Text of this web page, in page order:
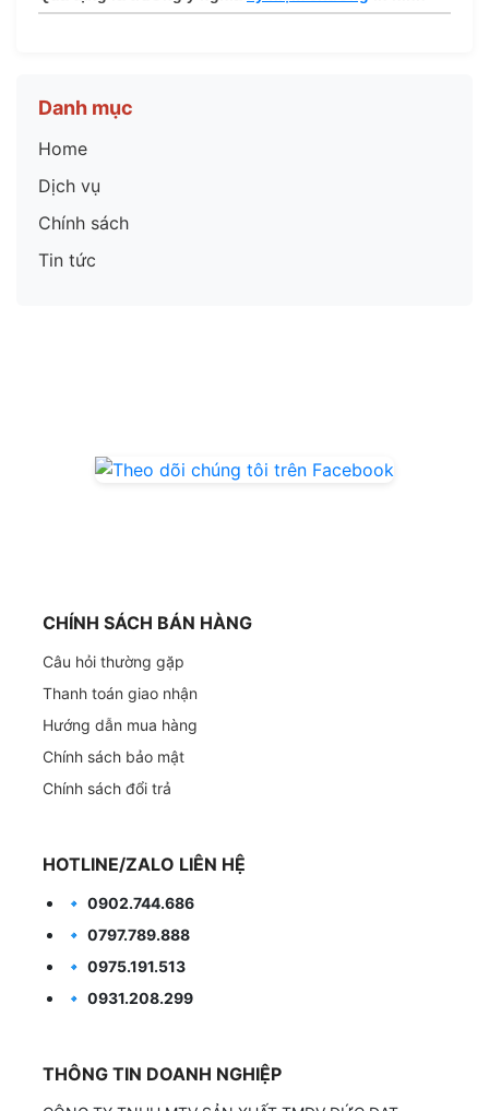
Danh mục
Home
Dịch vụ
Chính sách
Tin tức
CHÍNH SÁCH BÁN HÀNG
Câu hỏi thường gặp
Thanh toán giao nhận
Hướng dẫn mua hàng
Chính sách bảo mật
Chính sách đổi trả
HOTLINE/ZALO LIÊN HỆ
🔹 0902.744.686
🔹 0797.789.888
🔹 0975.191.513
🔹 0931.208.299
THÔNG TIN DOANH NGHIỆP